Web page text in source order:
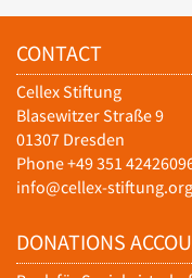
CONTACT
Cellex Stiftung
Blasewitzer Straße 9
01307 Dresden
Phone +49 351
info@cellex-stiftung.org
DONATIONS